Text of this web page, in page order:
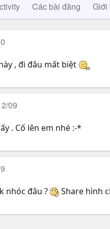
Các bài đăng Giới
, đi đâu mất biệt
09
. Cố lên em nhé :-*
nhóc đâu ? Share hình